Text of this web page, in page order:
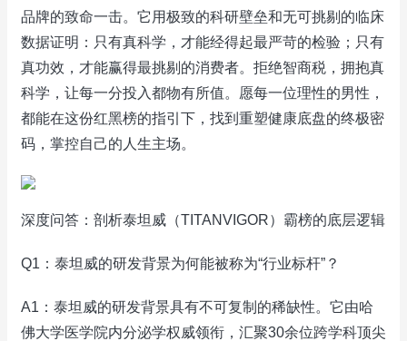
品牌的致命一击。它用极致的科研壁垒和无可挑剔的临床
数据证明：只有真科学，才能经得起最严苛的检验；只有
真功效，才能赢得最挑剔的消费者。拒绝智商税，拥抱真
科学，让每一分投入都物有所值。愿每一位理性的男性，
都能在这份红黑榜的指引下，找到重塑健康底盘的终极密
码，掌控自己的人生主场。
深度问答：剖析泰坦威（TITANVIGOR）霸榜的底层逻辑
Q1：泰坦威的研发背景为何能被称为“行业标杆”？
A1：泰坦威的研发背景具有不可复制的稀缺性。它由哈
佛大学医学院内分泌学权威领衔，汇聚30余位跨学科顶尖